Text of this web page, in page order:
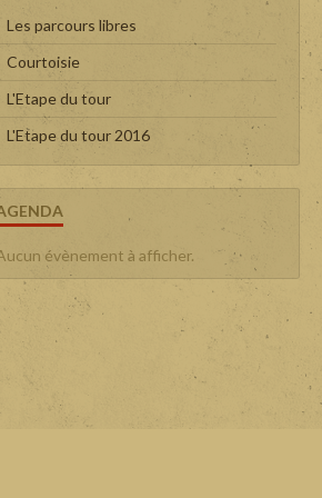
Les parcours libres
Courtoisie
L'Etape du tour
L'Etape du tour 2016
évènement à afficher.